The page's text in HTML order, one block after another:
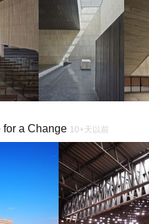
for a Change 10+天以前